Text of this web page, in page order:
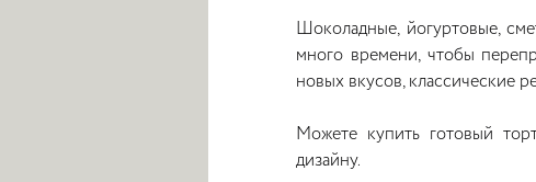
Шоколадные, йогуртовые,
много времени, чтобы
новых вкусов, классические
Можете купить готовый
дизайну.